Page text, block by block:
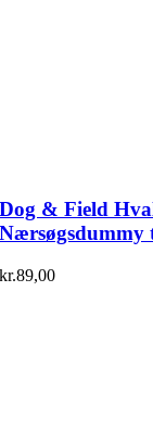
Dog & Field
kr.89,00